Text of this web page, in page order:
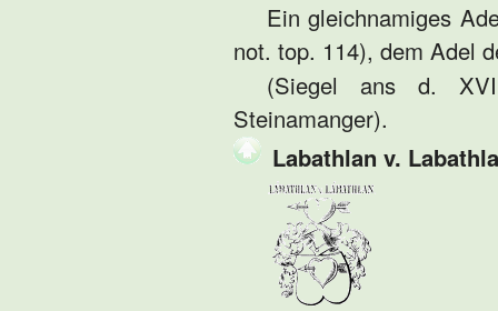
Ein gleichnamiges
not. top. 114), dem Adel
(Siegel ans d.
Steinamanger).
Labathlan v.